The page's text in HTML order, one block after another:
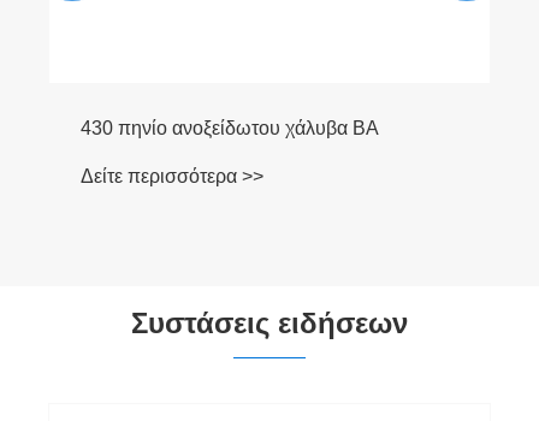
430 πηνίο ανοξείδωτου χάλυβα BA
Δείτε περισσότερα >>
Συστάσεις ειδήσεων